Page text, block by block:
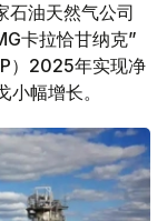
石油天然气公司
卡拉恰甘纳克”
）2025年实现净
幅增长。